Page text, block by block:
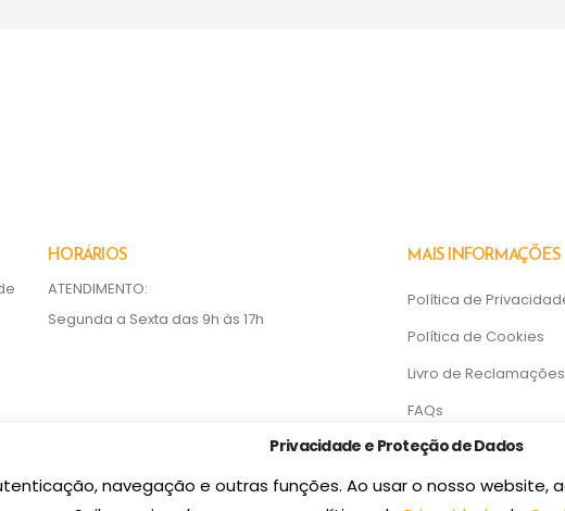
HORÁRIOS
ATENDIMENTO:
Segunda a Sexta das 9h às 17h
MAIS INFORMAÇÕES
Política de
Política de Cookies
Livro de Reclamações
FAQs
Privacidade e Proteção de Dados
navegação e outras funções. Ao usar o nosso